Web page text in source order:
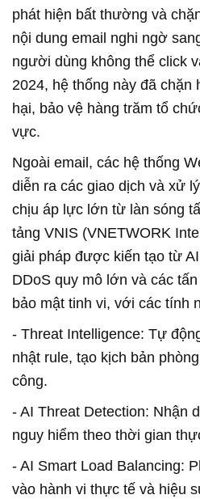
phát hiện bất thường và
nội dung email nghi ngờ
người dùng không thể click
2024, hệ thống này đã chặn
hại, bảo vệ hàng trăm tổ
vực.
Ngoài email, các hệ thống
diễn ra các giao dịch và xử
chịu áp lực lớn từ làn sóng
tảng VNIS (VNETWORK
giải pháp được kiến tạo từ
DDoS quy mô lớn và các
bảo mật tinh vi, với các tính
- Threat Intelligence: Tự
nhật rule, tạo kịch bản
công.
- AI Threat Detection: Nhận
nguy hiểm theo thời gian
- AI Smart Load Balancing:
vào hành vi thực tế và hiệu